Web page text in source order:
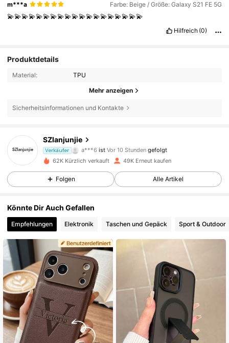
m***a Farbe: Beige / Größe: Galaxy S21 FE 5G
💫💫💫💫💫💫💫💫💫💫💫💫💫💫💫💫💫💫💫
Hilfreich (0)
Produktdetails
Material: TPU
Mehr anzeigen
Sicherheitsinformationen und Kontakte
SZlanjunjie
Verkäufer
a***6
4,90
10K Follower
10K Follower
4,90 10K Follower
4,90 10K Follower
4,90 10K Follower
4,90 10K Follower
4,90 10K Follower
62K Kürzlich verkauft 49K Erneut kaufen
Folgen Alle Artikel
Könnte Dir Auch Gefallen
Empfehlungen Elektronik Taschen und Gepäck Sport & Outdoor